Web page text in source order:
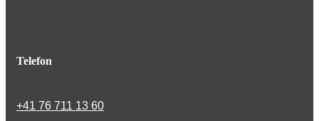
Telefon
+41 76 711 13 60